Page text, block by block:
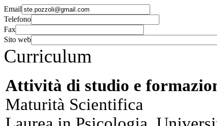
Email
Telefono
Fax
Sito web
Curriculum
Attività di studio e
Maturità Scientifica